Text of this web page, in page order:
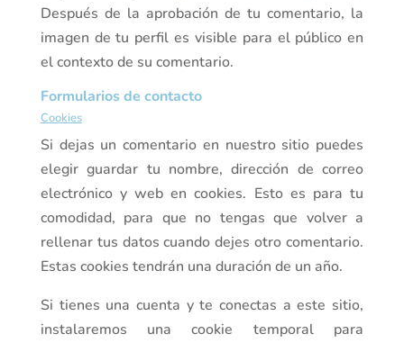
Después de la aprobación de tu comentario, la
imagen de tu perfil es visible para el público en
el contexto de su comentario.
Formularios de contacto
Cookies
Si dejas un comentario en nuestro sitio puedes
elegir guardar tu nombre, dirección de correo
electrónico y web en cookies. Esto es para tu
comodidad, para que no tengas que volver a
rellenar tus datos cuando dejes otro comentario.
Estas cookies tendrán una duración de un año.
Si tienes una cuenta y te conectas a este sitio,
instalaremos una cookie temporal para